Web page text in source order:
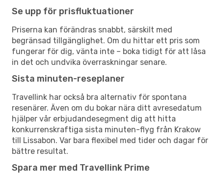
Se upp för prisfluktuationer
Priserna kan förändras snabbt, särskilt med
begränsad tillgänglighet. Om du hittar ett pris som
fungerar för dig, vänta inte – boka tidigt för att låsa
in det och undvika överraskningar senare.
Sista minuten-reseplaner
Travellink har också bra alternativ för spontana
resenärer. Även om du bokar nära ditt avresedatum
hjälper vår erbjudandesegment dig att hitta
konkurrenskraftiga sista minuten-flyg från Krakow
till Lissabon. Var bara flexibel med tider och dagar för
bättre resultat.
Spara mer med Travellink Prime